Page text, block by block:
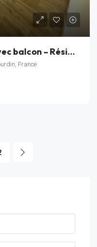
Appartement T3 neuf avec balcon – Résidence Rive Gauche – Haubourdin – Lot A_203
France